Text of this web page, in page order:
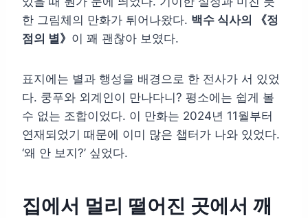
한 그림체의 만화가 튀어나왔다. 백수 식사의 《정
점의 별》 이 꽤 괜찮아 보였다.
표지에는 별과 행성을 배경으로 한 전사가 서 있었
다. 쿵푸와 외계인이 만나다니? 평소에는 쉽게 볼
수 없는 조합이었다. 이 만화는 2024년 11월부터
연재되었기 때문에 이미 많은 챕터가 나와 있었다.
‘왜 안 보지?’ 싶었다.
집에서 멀리 떨어진 곳에서 깨